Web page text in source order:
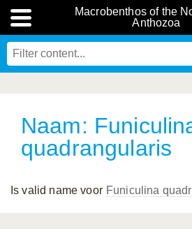
Macrobenthos of the
Anthozoa
Naam:
quadrangularis
Is valid name voor Funiculina